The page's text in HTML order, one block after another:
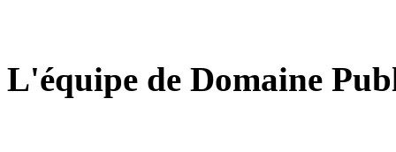
L'équipe de Domaine